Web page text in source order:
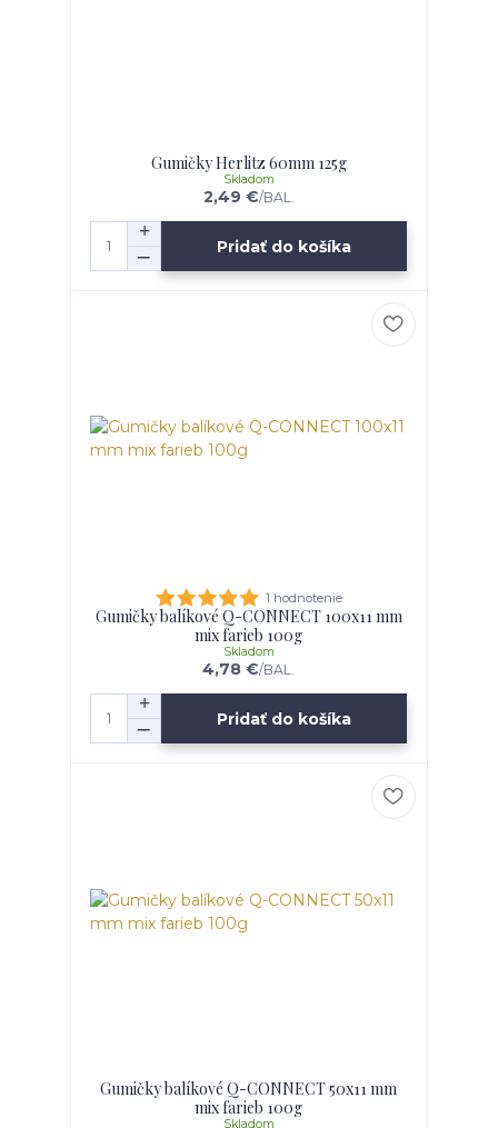
Gumičky Herlitz 60mm 125g
2,49 €/BAL.
Skladom
Pridať do košíka
1 hodnotenie
Gumičky balíkové Q-CONNECT 100x11 mm
mix farieb 100g
4,78 €/BAL.
Skladom
Pridať do košíka
Gumičky balíkové Q-CONNECT 50x11 mm
mix farieb 100g
Skladom